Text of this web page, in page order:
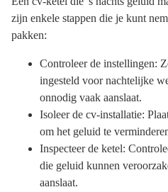
zijn enkele stappen die je kunt
pakken:
Controleer de instellingen:
ingesteld voor nachtelijke
onnodig vaak aanslaat.
Isoleer de cv-installatie:
om het geluid te
Inspecteer de ketel:
die geluid kunnen
aanslaat.